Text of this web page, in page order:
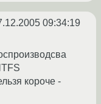
09:34:19
короче -